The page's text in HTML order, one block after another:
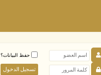
حفظ البيانات؟